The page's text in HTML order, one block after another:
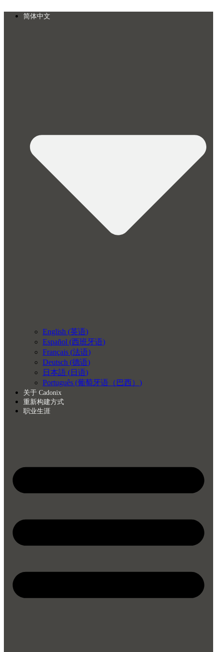
简体中文
English (英语)
Español (西班牙语)
Français (法语)
Deutsch (德语)
日本語 (日语)
Português (葡萄牙语（巴西） )
关于 Cadonix
重新构建方式
职业生涯